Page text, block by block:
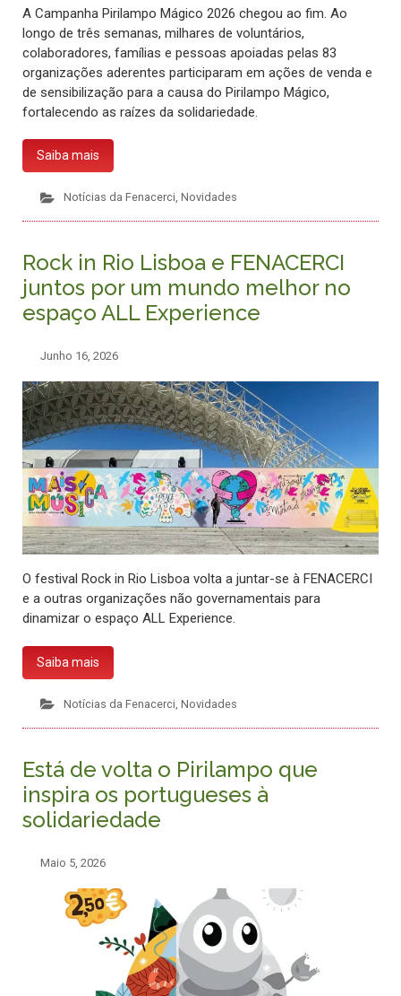
A Campanha Pirilampo Mágico 2026 chegou ao fim. Ao
longo de três semanas, milhares de voluntários,
colaboradores, famílias e pessoas apoiadas pelas 83
organizações aderentes participaram em ações de venda e
de sensibilização para a causa do Pirilampo Mágico,
fortalecendo as raízes da solidariedade.
Saiba mais
Notícias da Fenacerci, Novidades
Rock in Rio Lisboa e FENACERCI
juntos por um mundo melhor no
espaço ALL Experience
Junho 16, 2026
O festival Rock in Rio Lisboa volta a juntar-se à FENACERCI
e a outras organizações não governamentais para
dinamizar o espaço ALL Experience.
Saiba mais
Notícias da Fenacerci Novidades
Está de volta o Pirilampo que
inspira os portugueses à
solidariedade
Maio 5, 2026